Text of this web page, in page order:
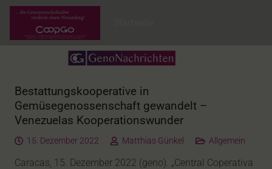
Bestattungskooperative in
Gemüsegenossenschaft gewandelt –
Venezuelas Kooperationswunder
15. Dezember 2022 Matthias Günkel Allgemein
Caracas, 15. Dezember 2022 (geno). „Central Coperativa